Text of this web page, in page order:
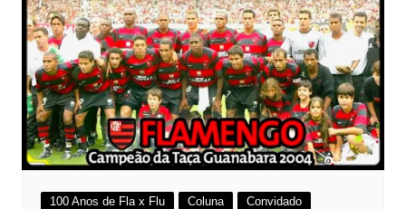
100 Anos de Fla x Flu Coluna
Convidado